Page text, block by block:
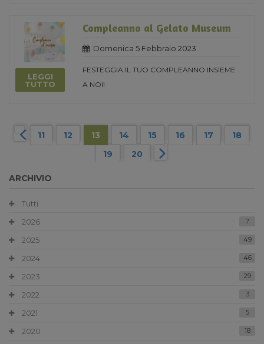
LEGGI
TUTTO
Compleanno al Gelato Museum
Domenica 5 Febbraio 2023
FESTEGGIA IL TUO COMPLEANNO INSIEME
A NOI!
11 12 13 14 15 16 17
18
19
20
ARCHIVIO
Tutti
2026
7
2025 49
2024 46
2023 29
2022 3
2021 5
2020 18